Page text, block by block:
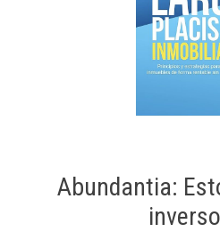
Abundantia: